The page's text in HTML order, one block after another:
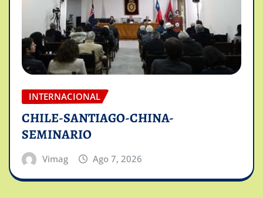
INTERNACIONAL
CHILE-SANTIAGO-CHINA-
SEMINARIO
Vimag Ago 7, 2026